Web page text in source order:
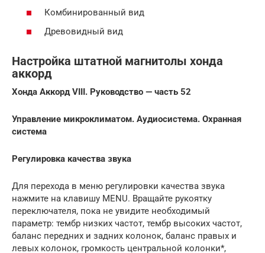
Комбинированный вид
Древовидный вид
Настройка штатной магнитолы хонда
аккорд
Хонда Аккорд VIII. Руководство — часть 52
Управление микроклиматом. Аудиосистема. Охранная
система
Регулировка качества звука
Для перехода в меню регулировки качества звука
нажмите на клавишу MENU. Вращайте рукоятку
переключателя, пока не увидите необходимый
параметр: тембр низких частот, тембр высоких частот,
баланс передних и задних колонок, баланс правых и
левых колонок, громкость центральной колонки*,